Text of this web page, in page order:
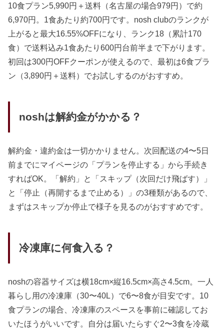
10食プラン5,990円＋送料（名古屋の場合979円）で約
6,970円。1食あたり約700円です。nosh clubのランクが
上がると最大16.55%OFFになり、ランク18（累計170
食）で送料込み1食あたり600円台前半まで下がります。
初回は300円OFFクーポンが使えるので、最初は6食プラ
ン（3,890円＋送料）でお試しするのがおすすめ。
noshは解約金がかかる？
解約金・違約金は一切かかりません。次回配送の4〜5日
前までにマイページの「プランを停止する」から手続き
すればOK。「解約」と「スキップ（次回だけ飛ばす）」
と「停止（再開するまで止める）」の3種類があるので、
まずはスキップか停止で様子を見るのがおすすめです。
冷凍庫に何食入る？
noshの容器サイズは横18cm×縦16.5cm×高さ4.5cm。一人
暮らし用の冷凍庫（30〜40L）で6〜8食が目安です。10
食プランの場合、冷凍庫のスペースを事前に確認してお
いたほうがいいです。自分は届いたらすぐ2〜3食を冷蔵